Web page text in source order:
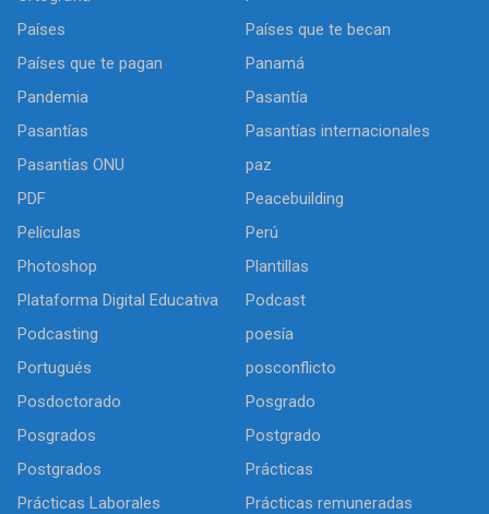
Países
Países que te becan
Países que te pagan
Panamá
Pandemia
Pasantía
Pasantías
Pasantías internacionales
Pasantías ONU
paz
PDF
Peacebuilding
Películas
Perú
Photoshop
Plantillas
Plataforma Digital Educativa
Podcast
Podcasting
poesía
Portugués
posconflicto
Posdoctorado
Posgrado
Posgrados
Postgrado
Postgrados
Prácticas
Prácticas Laborales
Prácticas remuneradas